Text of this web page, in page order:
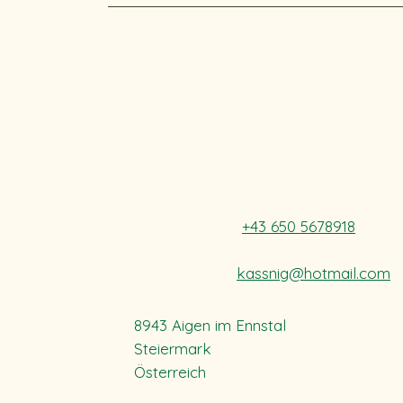
+43 650 5678918
kassnig@hotmail.com
8943 Aigen im Ennstal
Steiermark
Österreich